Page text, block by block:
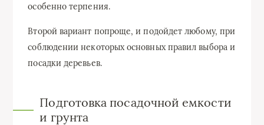
особенно терпения.
Второй вариант попроще, и подойдет любому, при
соблюдении некоторых основных правил выбора и
посадки деревьев.
Подготовка посадочной емкости
и грунта